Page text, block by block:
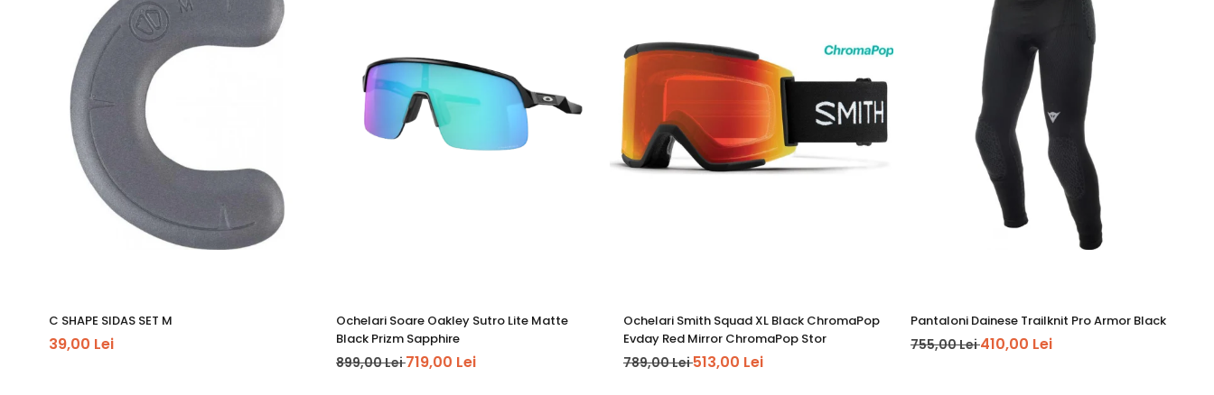
C SHAPE SIDAS SET M
39,00 Lei
Ochelari Soare Oakley Sutro Lite Matte
Black Prizm Sapphire
899,00 Lei719,00 Lei
Ochelari Smith Squad XL Black ChromaPop
Evday Red Mirror ChromaPop Stor
789,00 Lei513,00 Lei
Pantaloni Dainese Trailknit Pro Armor Black
755,00 Lei410,00 Lei